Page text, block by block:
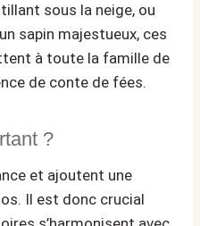
sous la neige, ou
sapin majestueux, ces
à toute la famille de
de conte de fées.
?
et ajoutent une
Il est donc crucial